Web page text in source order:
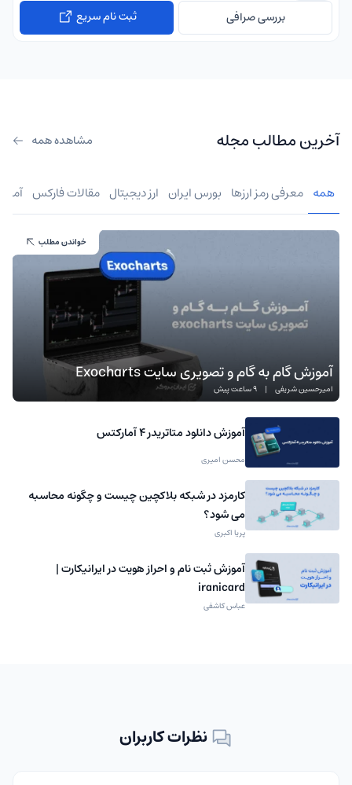
بررسی صرافی
ثبت نام سریع
آخرین مطالب مجله مشاهده همه
همه معرفی رمز ارزها بورس ایران ارز دیجیتال مقالات فارکس
آموزش گام به گام و تصویری سایت Exocharts
امیرحسین شریفی | 9 ساعت پیش
خواندن مطلب
آموزش دانلود متاتریدر 4 آمارکتس
محسن امیری
کارمزد در شبکه بلاکچین چیست و چگونه محاسبه
می شود؟
پریا اکبری
آموزش ثبت نام و احراز هویت در ایرانیکارت |
iranicard
عباس کاشفی
نظرات کاربران